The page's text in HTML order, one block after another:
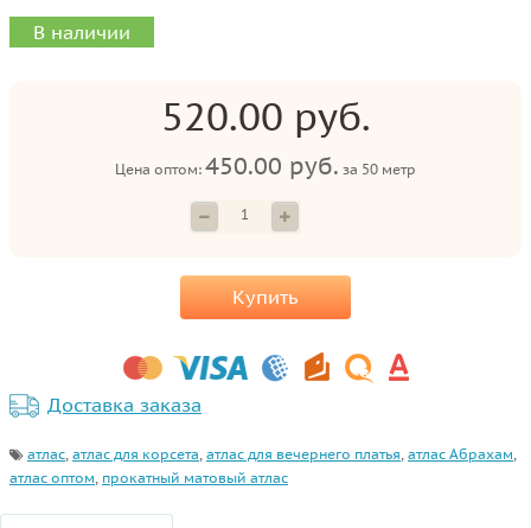
В наличии
520.00 руб.
Цена оптом: 450.00 руб. за 50 метр
Купить
Доставка заказа
атлас, атлас для корсета, атлас для вечернего платья, атлас Абрахам,
атлас оптом, прокатный матовый атлас